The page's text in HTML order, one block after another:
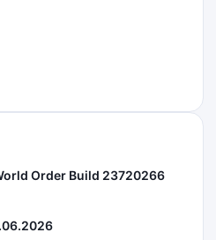
Order Build 23720266